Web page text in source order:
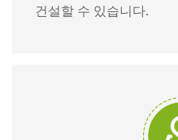
건설할 수 있습니다.